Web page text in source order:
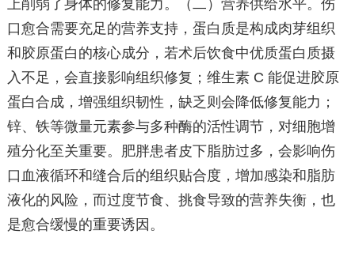
上削弱了身体的修复能力。（二）营养供给水平。伤
口愈合需要充足的营养支持，蛋白质是构成肉芽组织
和胶原蛋白的核心成分，若术后饮食中优质蛋白质摄
入不足，会直接影响组织修复；维生素 C 能促进胶原
蛋白合成，增强组织韧性，缺乏则会降低修复能力；
锌、铁等微量元素参与多种酶的活性调节，对细胞增
殖分化至关重要。肥胖患者皮下脂肪过多，会影响伤
口血液循环和缝合后的组织贴合度，增加感染和脂肪
液化的风险，而过度节食、挑食导致的营养失衡，也
是愈合缓慢的重要诱因。